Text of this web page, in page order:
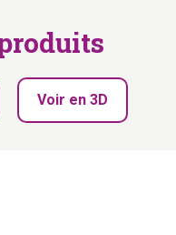
Voir en 3D